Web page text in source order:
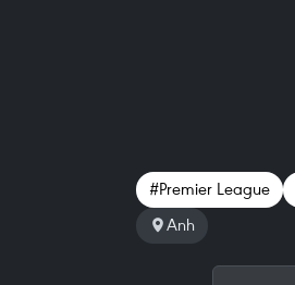
#Premier League
Anh